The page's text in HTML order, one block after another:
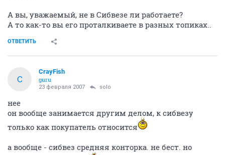
А вы, уважаемый, не в Сибвезе ли работаете?
А то как-то вы его проталкиваете в разных топиках..
ОТВЕТИТЬ
C
CrayFish
guru
23 февраля 2007 solo
нее
он вообще занимается другим делом, к сибвезу
только как покупатель относится
а вообще - сибвез средняя конторка. не бест. но